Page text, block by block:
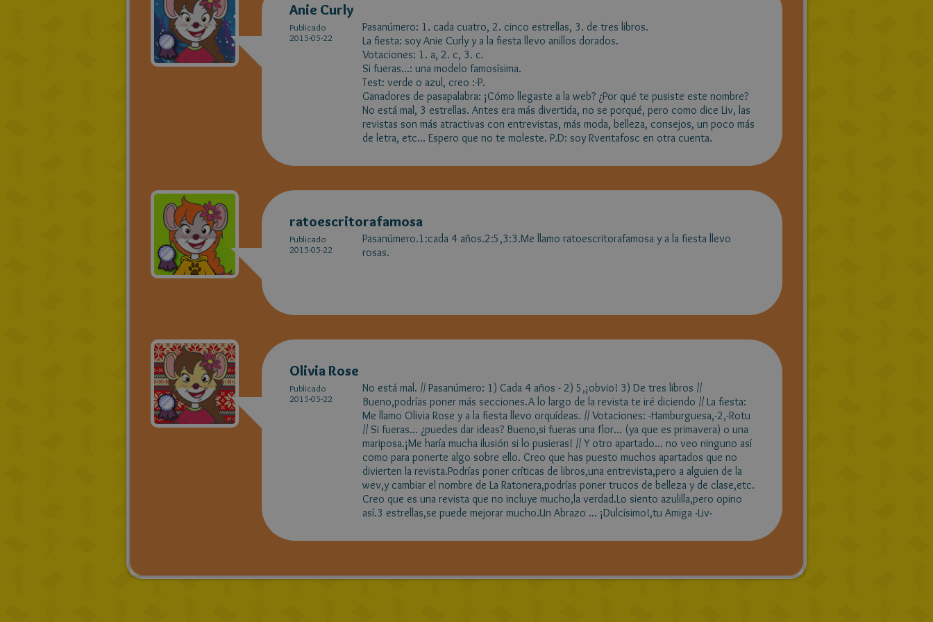
Anie Curly
Publicado
2015-05-22
Pasanúmero: 1. cada cuatro, 2. cinco estrellas, 3. de tres libros.
La fiesta: soy Anie Curly y a la fiesta llevo anillos dorados.
Votaciones: 1. a, 2. c, 3. c.
Si fueras...: una modelo famosísima.
Test: verde o azul, creo :-P.
Ganadores de pasapalabra: ¡Cómo llegaste a la web? ¿Por qué te pusiste este nombre?
No está mal, 3 estrellas. Antes era más divertida, no se porqué, pero como dice Liv, las
revistas son más atractivas con entrevistas, más moda, belleza, consejos, un poco más
de letra, etc... Espero que no te moleste. P.D: soy Rventafosc en otra cuenta.
ratoescritorafamosa
Publicado
2015-05-22
Pasanúmero.1:cada 4 años.2:5,3:3.Me llamo ratoescritorafamosa y a la fiesta llevo
rosas.
Olivia Rose
Publicado
2015-05-22
No está mal. // Pasanúmero: 1) Cada 4 años - 2) 5,¡obvio! 3) De tres libros //
Bueno,podrías poner más secciones.A lo largo de la revista te iré diciendo // La fiesta:
Me llamo Olivia Rose y a la fiesta llevo orquídeas. // Votaciones: -Hamburguesa,-2,-Rotu
// Si fueras... ¿puedes dar ideas? Bueno,si fueras una flor... (ya que es primavera) o una
mariposa.¡Me haría mucha ilusión si lo pusieras! // Y otro apartado... no veo ninguno así
como para ponerte algo sobre ello. Creo que has puesto muchos apartados que no
divierten la revista.Podrías poner críticas de libros,una entrevista,pero a alguien de la
wev,y cambiar el nombre de La Ratonera,podrías poner trucos de belleza y de clase,etc.
Creo que es una revista que no incluye mucho,la verdad.Lo siento azulilla,pero opino
así.3 estrellas,se puede mejorar mucho.Un Abrazo ... ¡Dulcísimo!,tu Amiga ·Liv·